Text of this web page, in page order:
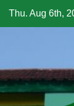
Thu. Aug 6th,